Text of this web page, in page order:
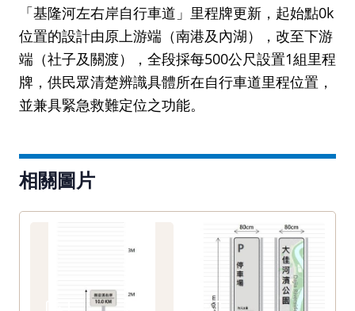
「基隆河左右岸自行車道」里程牌更新，起始點0k
位置的設計由原上游端（南港及內湖），改至下游
端（社子及關渡），全段採每500公尺設置1組里程
牌，供民眾清楚辨識具體所在自行車道里程位置，
並兼具緊急救難定位之功能。
相關圖片